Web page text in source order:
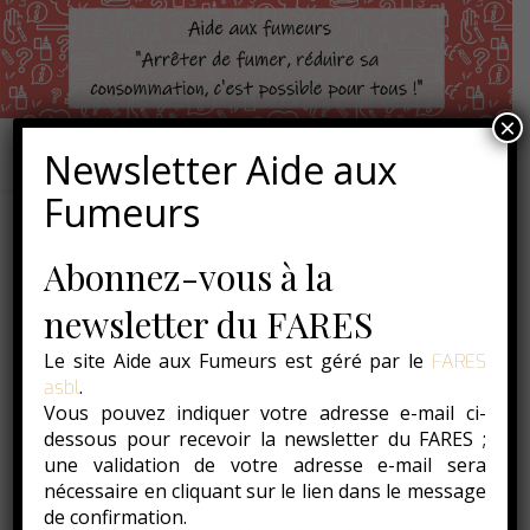
Je décide
Pour entamer un changement dans la vie, il faut avoir
une motivationsolide ! Savoir pourquoion effectue un
virage important et ce qu’on en attend.
piliers de la motivation. Ensuite, il faut pouvoir être
dans un contexte favorable à ce changement pour que
celui-ci devienne une
priorité
En effet, vous pouvez
avoir identifié des raisons d’arrêter de fumer sans pour
Newsletter Aide aux
Fumeurs
Abonnez-vous à la
newsletter du FARES
Le site Aide aux Fumeurs est géré par le FARES
asbl.
Vous pouvez indiquer votre adresse e-mail ci-
dessous pour recevoir la newsletter du FARES ;
une validation de votre adresse e-mail sera
nécessaire en cliquant sur le lien dans le message
de confirmation.
×